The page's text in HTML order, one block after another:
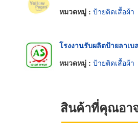
หมวดหมู่ : ป้ายติดเสื้อผ้า
โรงงานรับผลิตป้ายลาเบ
หมวดหมู่ : ป้ายติดเสื้อผ้า
สินค้าที่คุณอา